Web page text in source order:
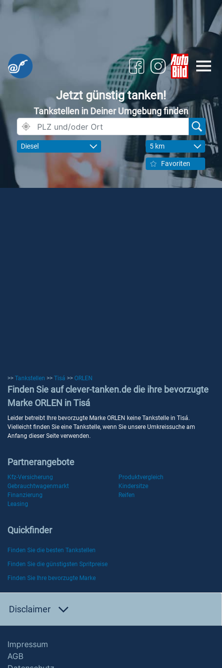
Jetzt günstig tanken!
Tankstellen in Deiner Umgebung finden
Diesel 5 km
Favoriten
>> Tankstellen >> Tisá >> ORLEN
Finden Sie auf clever-tanken.de die ihre bevorzugte
Marke ORLEN in Tisá
Leider betreibt Ihre bevorzugte Marke ORLEN keine Tankstelle in Tisá.
Vielleicht finden Sie eine Tankstelle, wenn Sie unsere Umkreissuche am
Anfang dieser Seite verwenden.
Partnerangebote
Kfz-Versicherung
Produktvergleich
Gebrauchtwagenmarkt
Kindersitze
Finanzierung
Reifen
Leasing
Quickfinder
Finden Sie die besten Tankstellen
Finden Sie die günstigsten Spritpreise
Finden Sie Ihre bevorzugte Marke
Disclaimer
Impressum
AGB